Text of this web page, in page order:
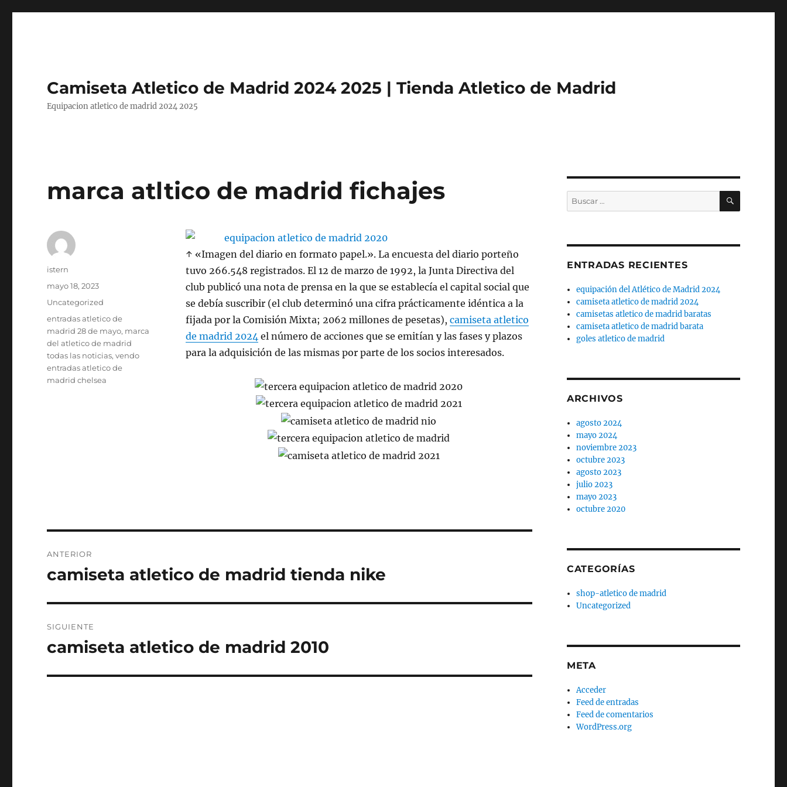
Camiseta Atletico de Madrid 2024 2025 | Tienda Atletico de Madrid
Equipacion atletico de madrid 2024 2025
marca atltico de madrid fichajes
↑ «Imagen del diario en formato papel.». La encuesta del diario porteño
tuvo 266.548 registrados. El 12 de marzo de 1992, la Junta Directiva del
club publicó una nota de prensa en la que se establecía el capital social que
se debía suscribir (el club determinó una cifra prácticamente idéntica a la
fijada por la Comisión Mixta; 2062 millones de pesetas), camiseta atletico
de madrid 2024el número de acciones que se emitían y las fases y plazos
para la adquisición de las mismas por parte de los socios interesados.
Autor
istern
Publicado
mayo 18, 2023
Categorías
Uncategorized
Etiquetas
entradas atletico de
madrid 28 de mayo, marca
del atletico de madrid
todas las noticias,vendo
entradas atletico de
madrid chelsea
de
ANTERIOR
Entrada
camiseta atletico de madrid tienda nike
SIGUIENTE
Entrada
camiseta atletico de madrid 2010
Buscar
por:
BUSCAR
ENTRADAS RECIENTES
equipación del Atlético de Madrid 2024
camiseta atletico de madrid 2024
camisetas atletico de madrid baratas
camiseta atletico de madrid barata
goles atletico de madrid
ARCHIVOS
agosto 2024
mayo 2024
noviembre 2023
octubre 2023
agosto 2023
julio 2023
mayo 2023
octubre 2020
CATEGORÍAS
shop-atletico de madrid
Uncategorized
META
Acceder
Feed de entradas
Feed de comentarios
WordPress.org